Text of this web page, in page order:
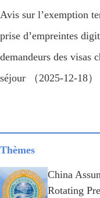
Avis sur l’exemption
prise d’empreintes
demandeurs des visas
séjour （2025-12-18）
Thèmes
China
Rotating